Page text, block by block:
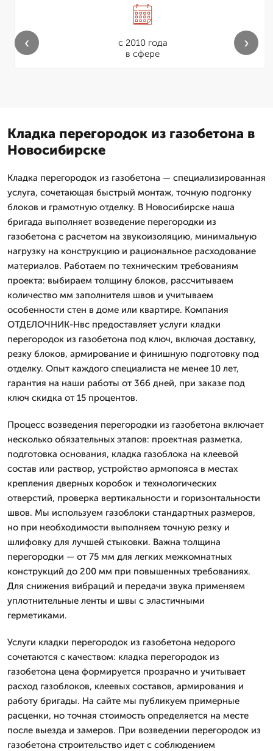
с 2010 года
в сфере
‹ ›
Кладка перегородок из газобетона в
Новосибирске
Кладка перегородок из газобетона — специализированная
услуга, сочетающая быстрый монтаж, точную подгонку
блоков и грамотную отделку. В Новосибирске наша
бригада выполняет возведение перегородки из
газобетона с расчетом на звукоизоляцию, минимальную
нагрузку на конструкцию и рациональное расходование
материалов. Работаем по техническим требованиям
проекта: выбираем толщину блоков, рассчитываем
количество мм заполнителя швов и учитываем
особенности стен в доме или квартире. Компания
ОТДЕЛОЧНИК-Нвс предоставляет услуги кладки
перегородок из газобетона под ключ, включая доставку,
резку блоков, армирование и финишную подготовку под
отделку. Опыт каждого специалиста не менее 10 лет,
гарантия на наши работы от 366 дней, при заказе под
ключ скидка от 15 процентов.
Процесс возведения перегородки из газобетона включает
несколько обязательных этапов: проектная разметка,
подготовка основания, кладка газоблока на клеевой
состав или раствор, устройство армопояса в местах
крепления дверных коробок и технологических
отверстий, проверка вертикальности и горизонтальности
швов. Мы используем газоблоки стандартных размеров,
но при необходимости выполняем точную резку и
шлифовку для лучшей стыковки. Важна толщина
перегородки — от 75 мм для легких межкомнатных
конструкций до 200 мм при повышенных требованиях.
Для снижения вибраций и передачи звука применяем
уплотнительные ленты и швы с эластичными
герметиками.
Услуги кладки перегородок из газобетона недорого
сочетаются с качеством: кладка перегородок из
газобетона цена формируется прозрачно и учитывает
расход газоблоков, клеевых составов, армирования и
работу бригады. На сайте мы публикуем примерные
расценки, но точная стоимость определяется на месте
после выезда и замеров. При возведении перегородок из
газобетона строительство идет с соблюдением